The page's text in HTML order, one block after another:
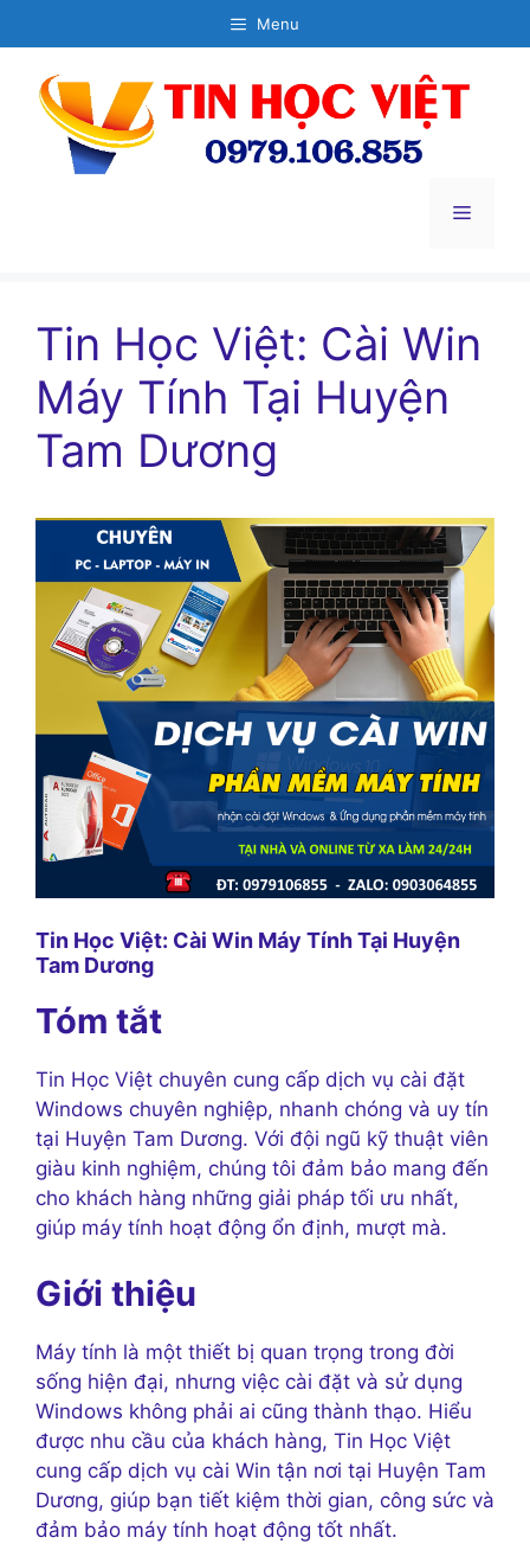
đến
dung
Menu
Menu
Tin Học Việt: Cài Win
Máy Tính Tại Huyện
Tam Dương
Tin Học Việt: Cài Win Máy Tính Tại Huyện
Tam Dương
Tóm tắt
Tin Học Việt chuyên cung cấp dịch vụ cài đặt
Windows chuyên nghiệp, nhanh chóng và uy tín
tại Huyện Tam Dương. Với đội ngũ kỹ thuật viên
giàu kinh nghiệm, chúng tôi đảm bảo mang đến
cho khách hàng những giải pháp tối ưu nhất,
giúp máy tính hoạt động ổn định, mượt mà.
Giới thiệu
Máy tính là một thiết bị quan trọng trong đời
sống hiện đại, nhưng việc cài đặt và sử dụng
Windows không phải ai cũng thành thạo. Hiểu
được nhu cầu của khách hàng, Tin Học Việt
cung cấp dịch vụ cài Win tận nơi tại Huyện Tam
Dương, giúp bạn tiết kiệm thời gian, công sức và
đảm bảo máy tính hoạt động tốt nhất.